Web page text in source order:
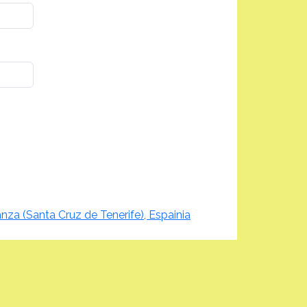
(Santa Cruz de Tenerife), Espainia